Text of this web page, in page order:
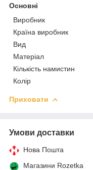
Основні
Виробник
Країна виробник
Вид
Матеріал
Кількість намистин
Колір
Приховати
Умови доставки
Нова Пошта
Магазини Rozetka